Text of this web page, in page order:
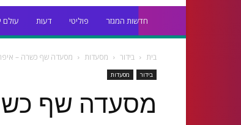
חדשות המגזר פוליטי דעות עולם
בית בידור מסעדות מסעדה שף כשרה –
בידור מסעדות
מסעדה שף